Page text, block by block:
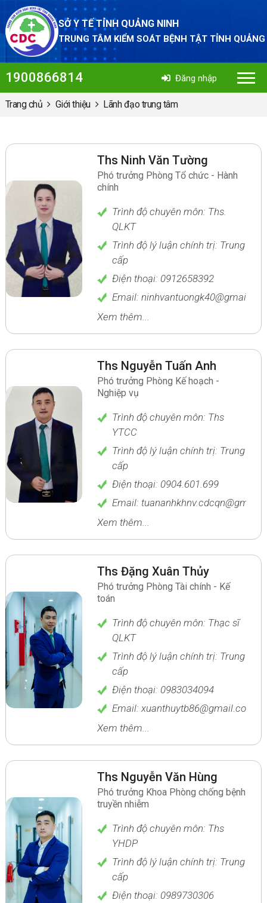
SỞ Y TẾ TỈNH QUẢNG NINH
TRUNG TÂM KIỂM SOÁT BỆNH TẬT TỈNH
Đăng nhập
1900866814
Trang chủ Giới thiệu Lãnh đạo trung tâm
Ths Ninh Văn Tường
Phó trưởng Phòng Tổ chức - Hành
chính
Trình độ chuyên môn: Ths.
QLKT
Trình độ lý luận chính trị: Trung
cấp
Điện thoại: 0912658392
Email:
Xem thêm...
Ths Nguyễn Tuấn Anh
Phó trưởng Phòng Kế hoạch -
Nghiệp vụ
Trình độ chuyên môn: Ths
YTCC
Trình độ lý luận chính trị: Trung
cấp
Điện thoại: 0904.601.699
Email:
Xem thêm...
Ths Đặng Xuân Thủy
Phó trưởng Phòng Tài chính - Kế
toán
Trình độ chuyên môn: Thạc sĩ
QLKT
Trình độ lý luận chính trị: Trung
cấp
Điện thoại: 0983034094
Email: xuanthuytb86@gmail.com
Xem thêm...
Ths Nguyễn Văn Hùng
Phó trưởng Khoa Phòng chống bệnh
truyền nhiễm
Trình độ chuyên môn: Ths
YHDP
Trình độ lý luận chính trị: Trung
cấp
Điện thoại: 0989730306